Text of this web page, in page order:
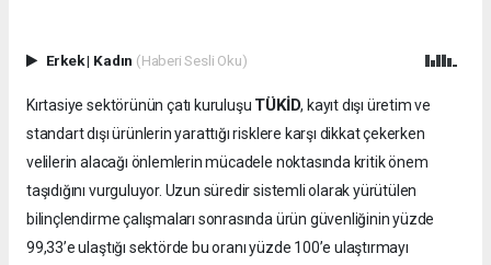
Erkek| Kadın (Haberi Sesli Oku)
Kırtasiye sektörünün çatı kuruluşu TÜKİD, kayıt dışı üretim ve
standart dışı ürünlerin yarattığı risklere karşı dikkat çekerken
velilerin alacağı önlemlerin mücadele noktasında kritik önem
taşıdığını vurguluyor. Uzun süredir sistemli olarak yürütülen
bilinçlendirme çalışmaları sonrasında ürün güvenliğinin yüzde
99,33’e ulaştığı sektörde bu oranı yüzde 100’e ulaştırmayı